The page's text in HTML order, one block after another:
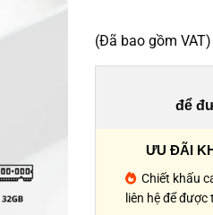
(Đã bao gồm VAT)
để
ƯU ĐÃI
Chiết khấu
liên hệ để